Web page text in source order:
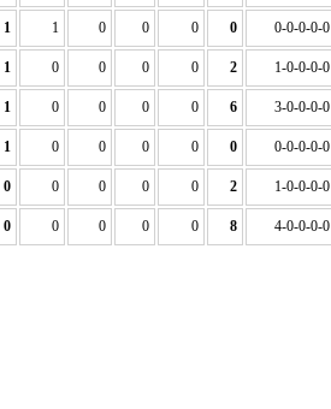
1 1 0 0 0 0 0-0-0-0-0
1 0 0 0 0 2 1-0-0-0-0
1 0 0 0 0 6 3-0-0-0-0
1 0 0 0 0 0 0-0-0-0-0
0 0 0 0 0 2 1-0-0-0-0
0 0 0 0 0 8 4-0-0-0-0